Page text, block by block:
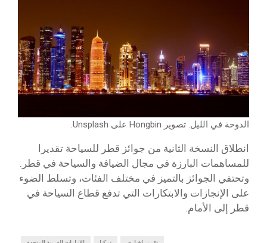
الدوحة في الليل. تصوير Hongbin على Unsplash.
انطلاق النسخة الثانية من جوائز قطر للسياحة تقديرا
للمساهمات البارزة في مجال الضيافة والسياحة في قطر.
وتحتفي الجوائز بالتميز في مختلف الفئات، وتسلط الضوء
على الإنجازات والابتكارات التي تدفع قطاع السياحة في
قطر إلى الأمام.